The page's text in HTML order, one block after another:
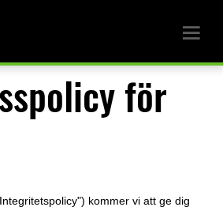
för
kommer vi att ge dig